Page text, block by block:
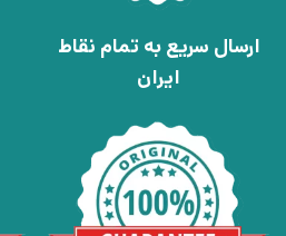
ارسال سریع به تمام نقاط
ایران